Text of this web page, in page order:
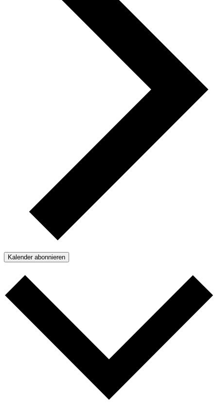
Kalender abonnieren